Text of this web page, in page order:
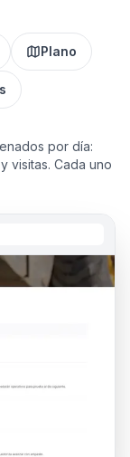
Plano
por día:
visitas. Cada uno